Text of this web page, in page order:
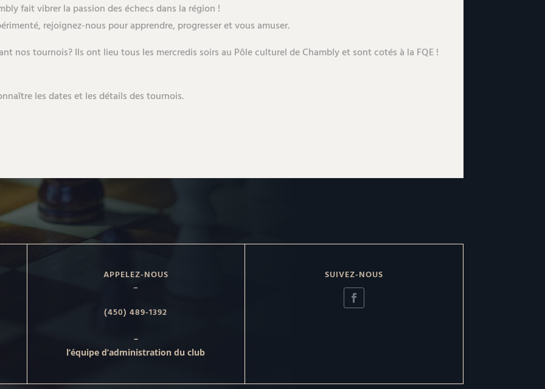
fait vibrer la passion des échecs dans la région !
rejoignez-nous pour apprendre, progresser et vous amuser.
nos tournois? Ils ont lieu tous les mercredis soirs au Pôle culturel de Chambly et sont cotés à la FQE !
les dates et les détails des tournois.
APPELEZ-NOUS
–
(450) 489-1392
–
l’équipe d’administration du club
SUIVEZ-NOUS